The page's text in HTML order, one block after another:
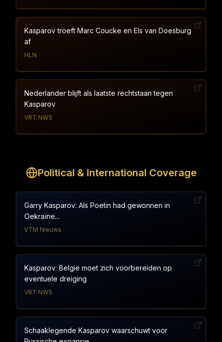
Kasparov troeft Marc Coucke en Els van Doesburg
af
HLN
Nederlander blijft als laatste rechtstaan tegen
Kasparov
VRT NWS
Political & International Coverage
Garry Kasparov: Als Poetin had gewonnen in
Oekraïne...
VTM Nieuws
Kasparov: België moet zich voorbereiden op
eventuele dreiging
VRT NWS
Schaaklegende Kasparov waarschuwt voor